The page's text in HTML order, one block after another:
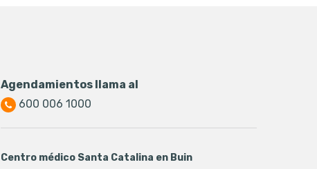
Agendamientos llama al
600 006 1000
Centro médico Santa Catalina en Buin